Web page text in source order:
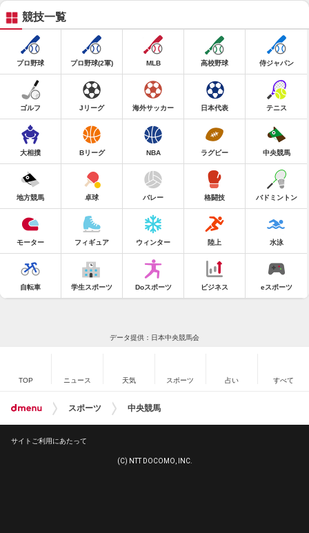
競技一覧
プロ野球 プロ野球(2軍) MLB 高校野球 侍ジャパン
ゴルフ Jリーグ 海外サッカー 日本代表 テニス
大相撲 Bリーグ NBA ラグビー 中央競馬
地方競馬 卓球 バレー 格闘技 バドミントン
モーター フィギュア ウィンター 陸上 水泳
自転車 学生スポーツ Doスポーツ ビジネス eスポーツ
データ提供：日本中央競馬会
TOP ニュース 天気 スポーツ 占い すべて
スポーツ 中央競馬
サイトご利用にあたって
(C) NTT DOCOMO, INC.